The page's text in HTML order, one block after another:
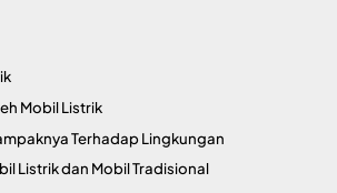
Mobil Listrik
Terhadap Lingkungan
Listrik dan Mobil Tradisional